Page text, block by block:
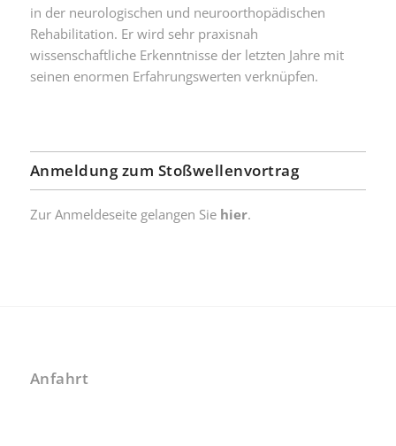
in der neurologischen und neuroorthopädischen
Rehabilitation. Er wird sehr praxisnah
wissenschaftliche Erkenntnisse der letzten Jahre mit
seinen enormen Erfahrungswerten verknüpfen.
Anmeldung zum Stoßwellenvortrag
Zur Anmeldeseite gelangen Sie hier.
Anfahrt